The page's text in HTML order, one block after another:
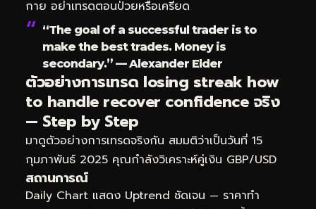
กาย อย่าเทรดตอนป่วยหรือเครียด
“The goal of a successful trader is to
make the best trades. Money is
secondary.” — Alexander Elder
ตัวอย่างการเทรด losing streak how
to handle recover confidence จริง
— Step by Step
มาดูตัวอย่างการเทรดจริงกัน สมมติว่าเป็นวันที่ 15
กุมภาพันธ์ 2025 คุณกำลังวิเคราะห์คู่เงิน GBP/USD
สถานการณ์
Daily Chart แสดง Uptrend ชัดเจน — ราคาทำ